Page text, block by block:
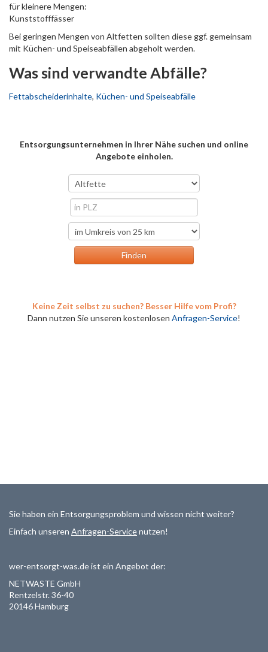
für kleinere Mengen:
Kunststofffässer
Bei geringen Mengen von Altfetten sollten diese ggf. gemeinsam
mit Küchen- und Speiseabfällen abgeholt werden.
Was sind verwandte Abfälle?
Fettabscheiderinhalte, Küchen- und Speiseabfälle
Entsorgungsunternehmen in Ihrer Nähe suchen und online
Angebote einholen.
Keine Zeit selbst zu suchen? Besser Hilfe vom Profi?
Dann nutzen Sie unseren kostenlosen Anfragen-Service!
Sie haben ein Entsorgungsproblem und wissen nicht weiter?
Einfach unseren Anfragen-Servicenutzen!
wer-entsorgt-was.de ist ein Angebot der:
NETWASTE GmbH
Rentzelstr. 36-40
20146 Hamburg